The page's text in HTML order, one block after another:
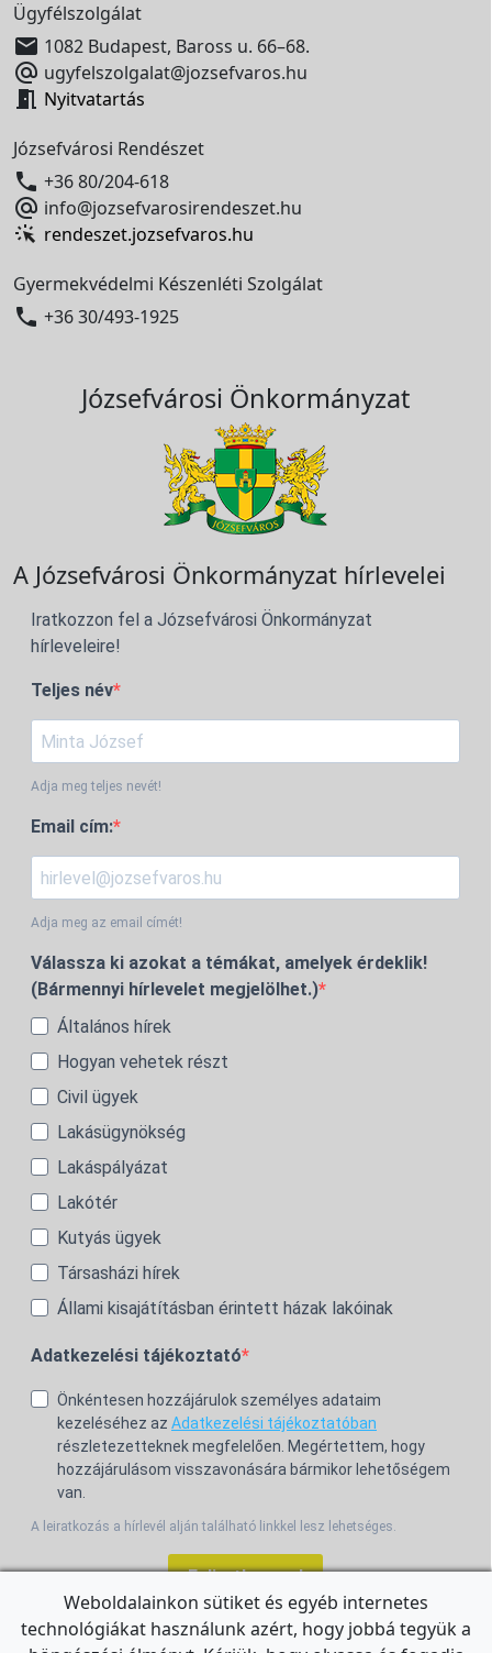
Ügyfélszolgálat
 1082 Budapest, Baross u. 66–68.
 ugyfelszolgalat@jozsefvaros.hu
 Nyitvatartás
Józsefvárosi Rendészet
 +36 80/204-618
 info@jozsefvarosirendeszet.hu
rendeszet.jozsefvaros.hu
Gyermekvédelmi Készenléti Szolgálat
 +36 30/493-1925
Józsefvárosi Önkormányzat
A Józsefvárosi Önkormányzat hírlevelei
Iratkozzon fel a Józsefvárosi Önkormányzat
hírleveleire!
Teljes név
Adja meg teljes nevét!
Email cím:
Adja meg az email címét!
Válassza ki azokat a témákat, amelyek érdeklik!
(Bármennyi hírlevelet megjelölhet.)
Általános hírek
Hogyan vehetek részt
Civil ügyek
Lakásügynökség
Lakáspályázat
Lakótér
Kutyás ügyek
Társasházi hírek
Állami kisajátításban érintett házak lakóinak
Adatkezelési tájékoztató
Önkéntesen hozzájárulok személyes adataim
kezeléséhez az Adatkezelési tájékoztatóban
részletezetteknek megfelelően. Megértettem, hogy
hozzájárulásom visszavonására bármikor lehetőségem
van.
A leiratkozás a hírlevél alján található linkkel lesz lehetséges.
Feliratkozom!
Weboldalainkon sütiket és egyéb internetes
technológiákat használunk azért, hogy jobbá tegyük a